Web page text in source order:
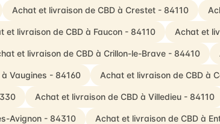
Achat et livraison de CBD à Crestet - 84110
et livraison de CBD à Faucon - 84110 Achat et
et livraison de CBD à Crillon-le-Brave - 84410
Vaugines - 84160 Achat et livraison de CBD à
Achat et livraison de CBD à Villedieu - 84110
Avignon - 84310 Achat et livraison de CBD à